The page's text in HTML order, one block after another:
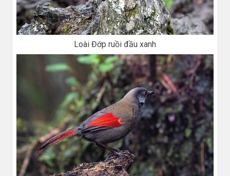
Loài Đớp ruồi đầu xanh